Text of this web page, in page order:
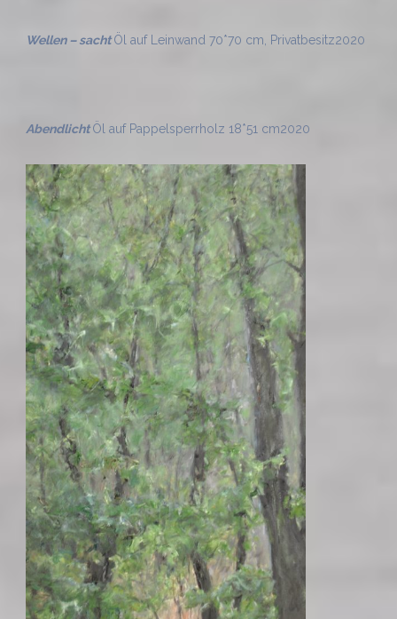
Wellen – sachtÖl auf Leinwand 70*70 cm, Privatbesitz2020
AbendlichtÖl auf Pappelsperrholz 18*51 cm2020